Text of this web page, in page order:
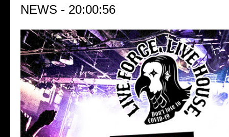
NEWS - 20:00:56